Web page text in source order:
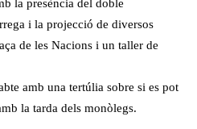
la presència del doble
i la projecció de diversos
de les Nacions i un taller de
amb una tertúlia sobre si es pot
la tarda dels monòlegs.